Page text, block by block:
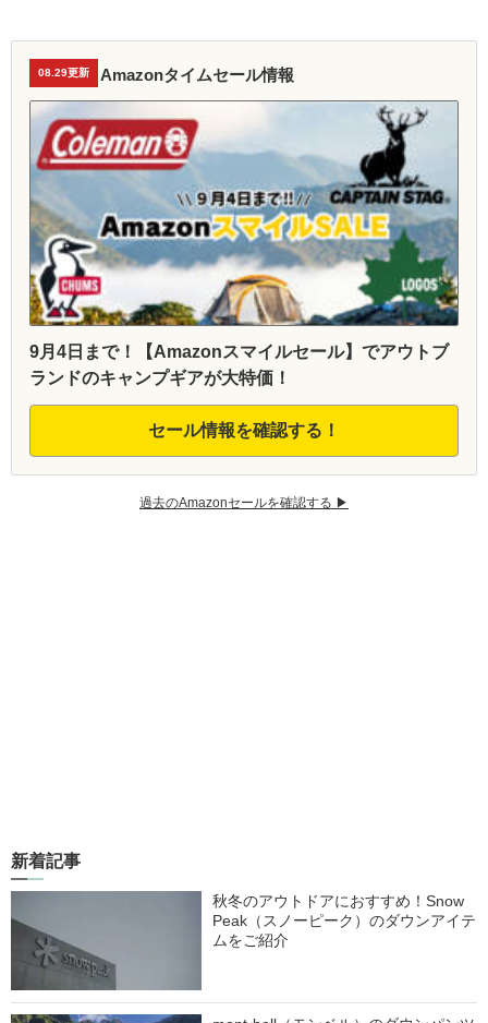
08.29更新 Amazonタイムセール情報
9月4日まで！【Amazonスマイルセール】でアウトブ
ランドのキャンプギアが大特価！
セール情報を確認する！
過去のAmazonセールを確認する ▶︎
新着記事
秋冬のアウトドアにおすすめ！Snow
Peak（スノーピーク）のダウンアイテ
ムをご紹介